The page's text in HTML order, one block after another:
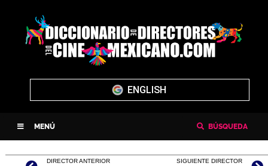
ENGLISH
MENÚ BÚSQUEDA
DIRECTOR ANTERIOR SIGUIENTE DIRECTOR